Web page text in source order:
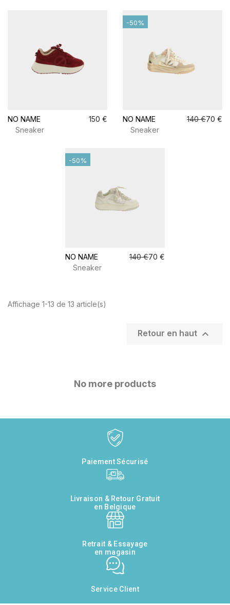
NO NAME
150 €
Sneaker
NO NAME 140 €70 €
Sneaker
-50%
NO NAME 140 €70 €
Sneaker
-50%
Affichage 1-13 de 13 article(s)
Retour en haut 
No more products
Paiement Sécurisé
Livraison & Retour Gratuit
en Belgique
Retrait & Essayage
en magasin
Service Client